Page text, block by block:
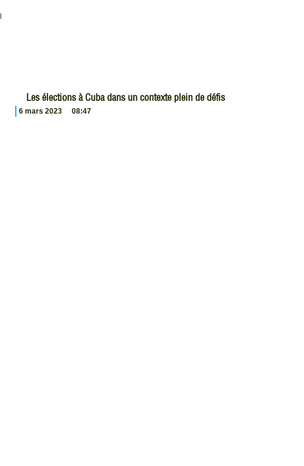
Les élections à Cuba dans un contexte plein de défis
6 mars 2023 08:47